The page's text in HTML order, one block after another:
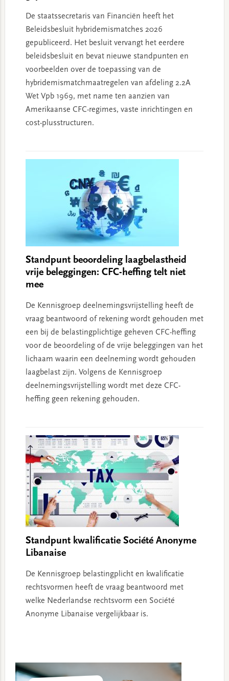
De staatssecretaris van Financiën heeft het
Beleidsbesluit hybridemismatches 2026
gepubliceerd. Het besluit vervangt het eerdere
beleidsbesluit en bevat nieuwe standpunten en
voorbeelden over de toepassing van de
hybridemismatchmaatregelen van afdeling 2.2A
Wet Vpb 1969, met name ten aanzien van
Amerikaanse CFC-regimes, vaste inrichtingen en
cost-plusstructuren.
Standpunt beoordeling laagbelastheid
vrije beleggingen: CFC-heffing telt niet
mee
De Kennisgroep deelnemingsvrijstelling heeft de
vraag beantwoord of rekening wordt gehouden met
een bij de belastingplichtige geheven CFC-heffing
voor de beoordeling of de vrije beleggingen van het
lichaam waarin een deelneming wordt gehouden
laagbelast zijn. Volgens de Kennisgroep
deelnemingsvrijstelling wordt met deze CFC-
heffing geen rekening gehouden.
Standpunt kwalificatie Société Anonyme
Libanaise
De Kennisgroep belastingplicht en kwalificatie
rechtsvormen heeft de vraag beantwoord met
welke Nederlandse rechtsvorm een Société
Anonyme Libanaise vergelijkbaar is.
Sidebar